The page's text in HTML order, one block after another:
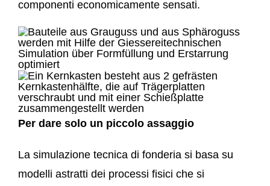
componenti economicamente sensati.
Per dare solo un piccolo assaggio
La simulazione tecnica di fonderia si basa su
modelli astratti dei processi fisici che si